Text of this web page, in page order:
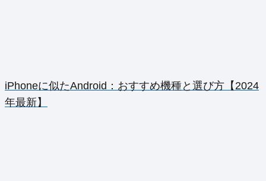
iPhoneに似たAndroid：おすすめ機種と選び方【2024
年最新】